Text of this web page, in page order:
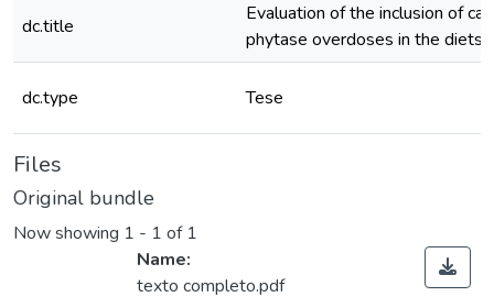
dc.title
Evaluation of the inclusion of
phytase overdoses in the diets
dc.type Tese
Files
Original bundle
Now showing 1 - 1 of 1
Name:
texto completo.pdf